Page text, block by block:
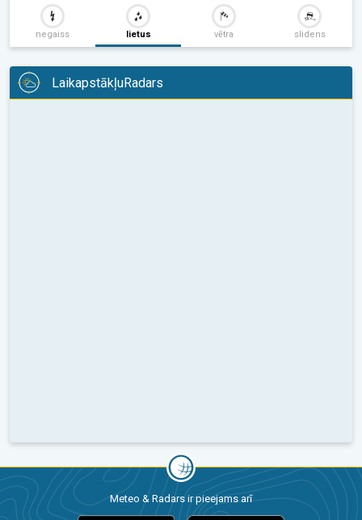
negaiss lietus vētra slidens
LaikapstākļuRadars
Meteo & Radars ir pieejams arī